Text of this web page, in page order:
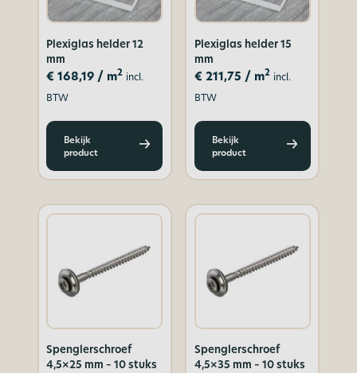
Plexiglas helder 12
mm
€ 168,19 / m2 incl.
BTW
Bekijk
product
Plexiglas helder 15
mm
€ 211,75 / m2 incl.
BTW
Bekijk
product
Spenglerschroef
4,5×25 mm – 10 stuks
Spenglerschroef
4,5×35 mm – 10 stuks